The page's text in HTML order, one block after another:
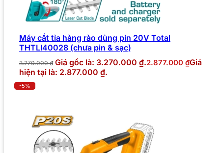
Máy cắt tỉa hàng rào dùng pin 20V Total
THTLI40028 (chưa pin & sạc)
3.270.000₫ Giá gốc là: 3.270.000 ₫.2.877.000 ₫Giá
hiện tại là: 2.877.000 ₫.
-5%